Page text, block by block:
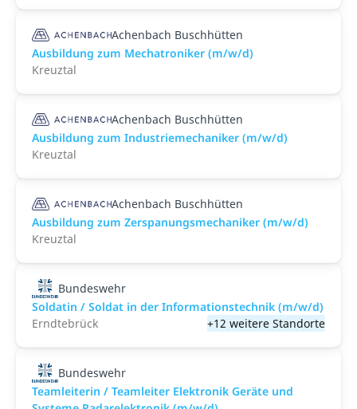
Achenbach Buschhütten
Ausbildung zum Mechatroniker (m/w/d)
Kreuztal
Achenbach Buschhütten
Ausbildung zum Industriemechaniker (m/w/d)
Kreuztal
Achenbach Buschhütten
Ausbildung zum Zerspanungsmechaniker (m/w/d)
Kreuztal
Bundeswehr
Soldatin / Soldat in der Infor­mations­technik (m/w/d)
Erndtebrück
+12 weitere Standorte
Bundeswehr
Teamleiterin / Teamleiter Elektronik Geräte und